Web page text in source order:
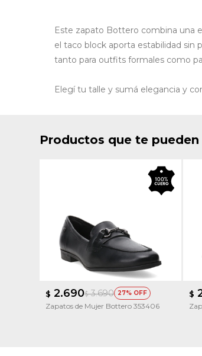
Este zapato Bottero combina una
el taco block aporta estabilidad sin
tanto para outfits formales como
Elegí tu talle y sumá elegancia y
Productos que te
$ 2.690$ 3.690 27
Zapatos de Mujer Bottero 353406
$